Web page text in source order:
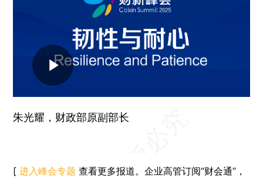
朱光耀， 财政部原副部长
[ 进入峰会专题 查看更多报道。企业高管订阅“财会通”，